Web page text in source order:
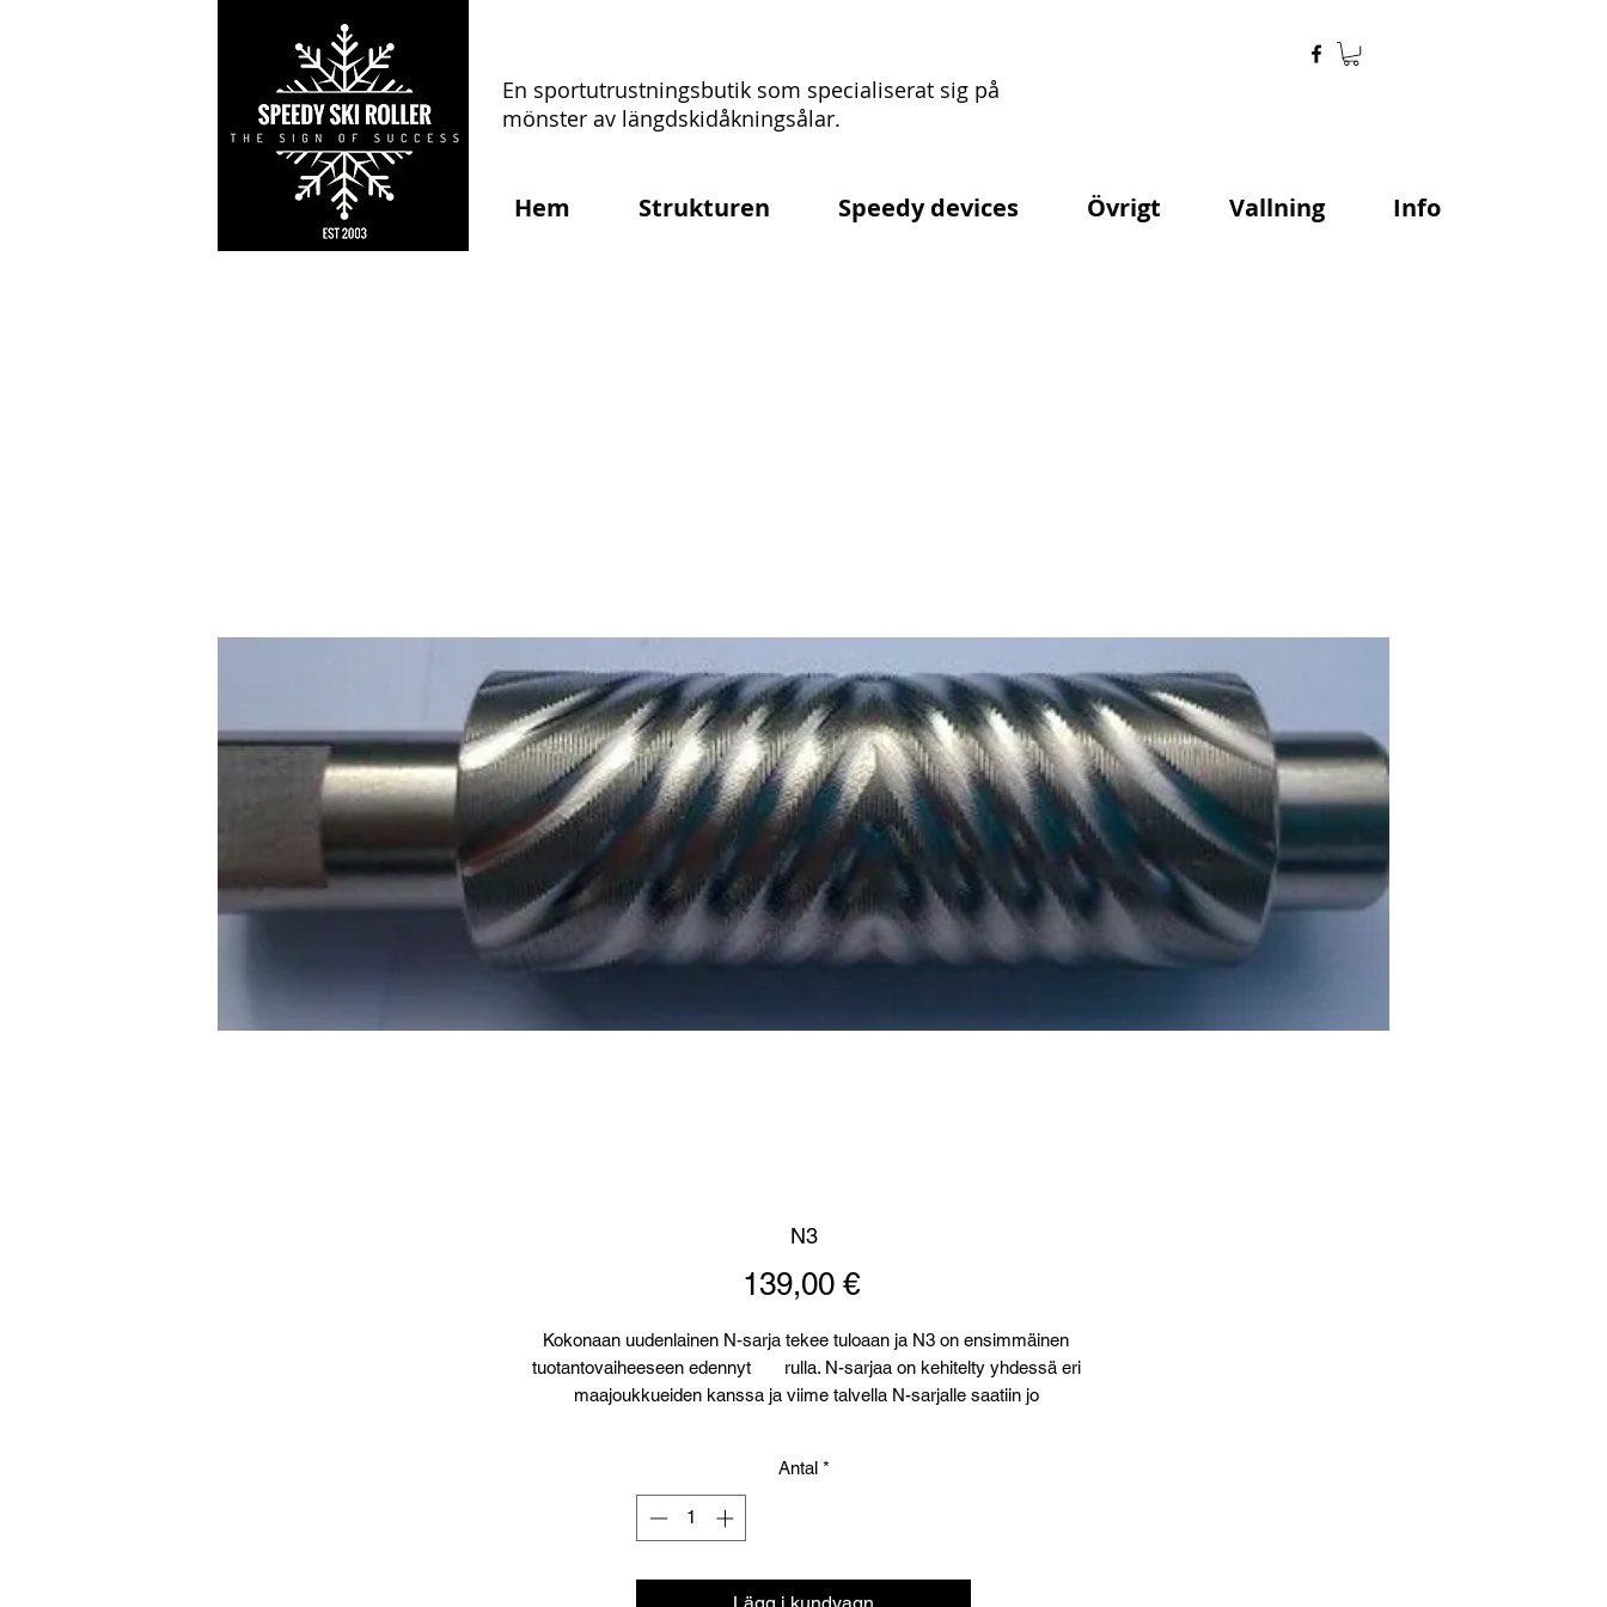
En sportutrustningsbutik som specialiserat sig på
mönster av längdskidåkningsålar.
Hem Strukturen Speedy devices Övrigt Vallning Info
N3
139,00 €Pris
Kokonaan uudenlainen N-sarja tekee tuloaan ja N3 on ensimmäinen
tuotantovaiheeseen edennyt rulla. N-sarjaa on kehitelty yhdessä eri
maajoukkueiden kanssa ja viime talvella N-sarjalle saatiin jo
N-sarjan tuomista eduista. N-sarjan ”levenevä” muoto on suunniteltu
erityisesti perinteisen hiihtoon ja testi tuloksetkin osoittavan sen
soveltuvan parhaiten perinteiseen. N3 on parhaimmillaan karkealla
Antal *
Lägg i kundvagn